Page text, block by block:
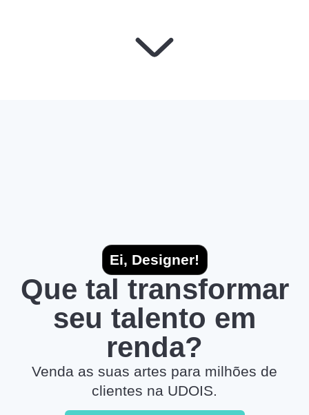
Ei, Designer!
Que tal transformar
seu talento em
renda?
Venda as suas artes para milhões de
clientes na UDOIS.